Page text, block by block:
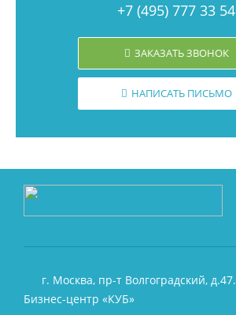
+7 (495) 777 33 54
ЗАКАЗАТЬ ЗВОНОК
НАПИСАТЬ ПИСЬМО
г. Москва, пр-т Волгоградский, д.47.
Бизнес-центр «КУБ»